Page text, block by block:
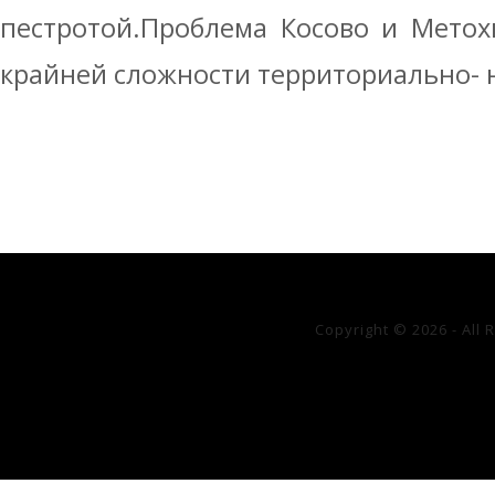
пестротой.Проблема Косово и
крайней сложности территориально-
Copyright © 2026 - All